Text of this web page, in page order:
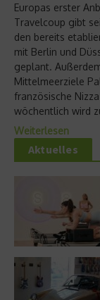
Europas erster
Travelcoup gibt
den bereits
mit Berlin und
geplant.
Mittelmeerziele
französische
wöchentlich wird
Weiterlesen
Aktuelles